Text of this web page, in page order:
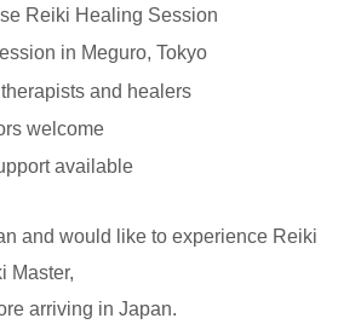
Reiki Healing Session
in Meguro, Tokyo
and healers
welcome
available
and would like to experience Reiki
Master,
arriving in Japan.